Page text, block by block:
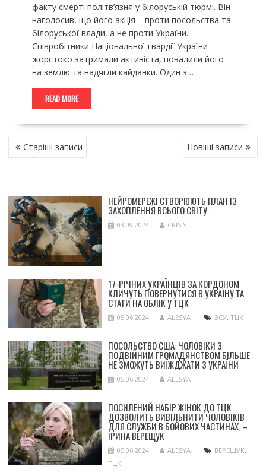
факту смерті політв’язня у білоруській тюрмі. Він
наголосив, що його акція – проти посольства та
білоруської влади, а не проти України.
Співробітники Національної гвардії України
жорстоко затримали активіста, повалили його
на землю та надягли кайданки. Один з…
READ MORE
НАВІГАЦІЯ
ЗА Старіші записи Новіші записи
НЕЙРОМЕРЕЖІ СТВОРЮЮТЬ ПЛАН ІЗ
ЗАХОПЛЕННЯ ВСЬОГО СВІТУ.
03.09.2024 CRISIS
17-РІЧНИХ УКРАЇНЦІВ ЗА КОРДОНОМ
КЛИЧУТЬ ПОВЕРНУТИСЯ В УКРАЇНУ ТА
СТАТИ НА ОБЛІК У ТЦК
05.06.2024 ALESYA ЗСУ, ТЦК
ПОСОЛЬСТВО США: ЧОЛОВІКИ З
ПОДВІЙНИМ ГРОМАДЯНСТВОМ БІЛЬШЕ
НЕ ЗМОЖУТЬ ВИЇЖДЖАТИ З УКРАЇНИ
05.06.2024 ALESYA
ПОСИЛЕНИЙ НАБІР ЖІНОК ДО ТЦК
ДОЗВОЛИТЬ ВИВІЛЬНИТИ ЧОЛОВІКІВ
ДЛЯ СЛУЖБИ В БОЙОВИХ ЧАСТИНАХ, –
ІРИНА ВЕРЕЩУК
05.06.2024 ALESYA ВЕРЕЩУК,
ТЦК